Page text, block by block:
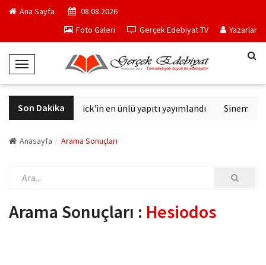
Ana Sayfa
08.08.2026
Foto Galeri
Gerçek Edebiyat TV Yazarlar
T
o
g
g
e
v
g
Son Dakika
Philip K. Dick'in en ünlü yapıtı yayımlandı
Anasayfa Arama Sonuçları
Arama Sonuçları : Hesiodos